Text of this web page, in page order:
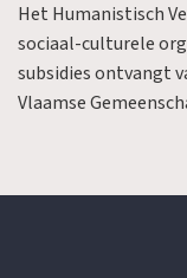
Het Humanistisch
sociaal-culturele
subsidies ontvangt
Vlaamse